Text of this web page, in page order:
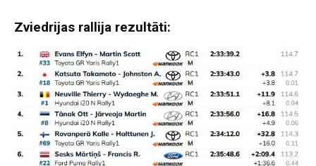
Zviedrijas rallija rezultāti: